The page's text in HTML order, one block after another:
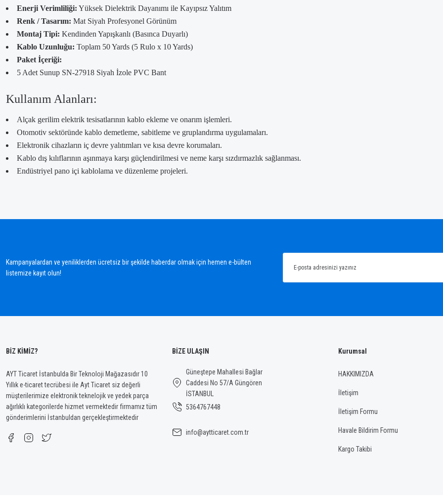
Enerji Verimliliği: Yüksek Dielektrik Dayanımı ile Kayıpsız Yalıtım
Renk / Tasarım: Mat Siyah Profesyonel Görünüm
Montaj Tipi: Kendinden Yapışkanlı (Basınca Duyarlı)
Kablo Uzunluğu: Toplam 50 Yards (5 Rulo x 10 Yards)
Paket İçeriği:
5 Adet Sunup SN-27918 Siyah İzole PVC Bant
Kullanım Alanları:
Alçak gerilim elektrik tesisatlarının kablo ekleme ve onarım işlemleri.
Otomotiv sektöründe kablo demetleme, sabitleme ve gruplandırma uygulamaları.
Elektronik cihazların iç devre yalıtımları ve kısa devre korumaları.
Kablo dış kılıflarının aşınmaya karşı güçlendirilmesi ve neme karşı sızdırmazlık sağlanması.
Endüstriyel pano içi kablolama ve düzenleme projeleri.
Bu ürüne ilk yorumu siz yapın!
Ürün bilgilerinde hatalar bulunuyor.
Ürün fiyatı diğer sitelerden daha pahalı.
Kampanyalardan ve yeniliklerden ücretsiz bir şekilde haberdar olmak için hemen e-bülten
listemize kayıt olun!
BİZ KİMİZ?
AYT Ticaret İstanbulda Bir Teknoloji Mağazasıdır 10
Yıllık e-ticaret tecrübesi ile Ayt Ticaret siz değerli
müşterilerimize elektronik teknelojik ve yedek parça
ağırlıklı kategorilerde hizmet vermektedir firmamız tüm
gönderimlerini İstanbuldan gerçekleştirmektedir
BİZE ULAŞIN
Güneştepe Mahallesi Bağlar
Caddesi No 57/A Güngören
İSTANBUL
5364767448
info@aytticaret.com.tr
Kurumsal
HAKKIMIZDA
İletişim
İletişim Formu
Havale Bildirim Formu
Kargo Takibi